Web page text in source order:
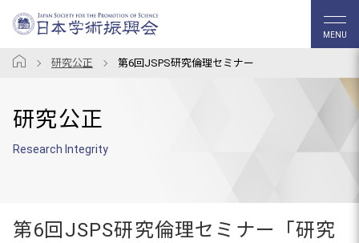
MENU
研究公正 第6回JSPS研究倫理セミナー
研究公正
Research Integrity
第6回JSPS研究倫理セミナー「研究